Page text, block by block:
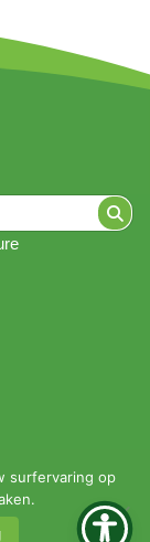
surfervaring op